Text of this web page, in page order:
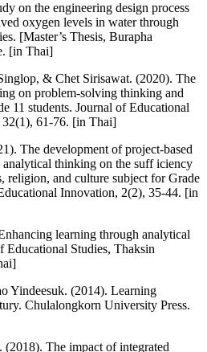
on the engineering design process
oxygen levels in water through
[Master’s Thesis, Burapha
[in Thai]
& Chet Sirisawat. (2020). The
on problem-solving thinking and
11 students. Journal of Educational
32(1), 61-76. [in Thai]
The development of project-based
thinking on the suff iciency
religion, and culture subject for Grade
Innovation, 2(2), 35-44. [in
learning through analytical
Educational Studies, Thaksin
Yindeesuk. (2014). Learning
Chulalongkorn University Press.
The impact of integrated